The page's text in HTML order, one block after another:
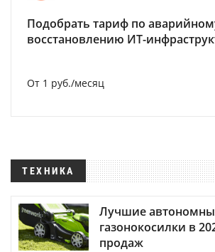
Подобрать тариф по
восстановлению ИТ-
От 1 руб./месяц
ТЕХНИКА
Лучшие
газонокосилки в
продаж